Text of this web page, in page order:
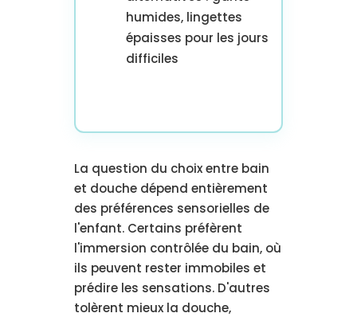
humides, lingettes
épaisses pour les jours
difficiles
La question du choix entre bain
et douche dépend entièrement
des préférences sensorielles de
l'enfant. Certains préfèrent
l'immersion contrôlée du bain, où
ils peuvent rester immobiles et
prédire les sensations. D'autres
tolèrent mieux la douche,